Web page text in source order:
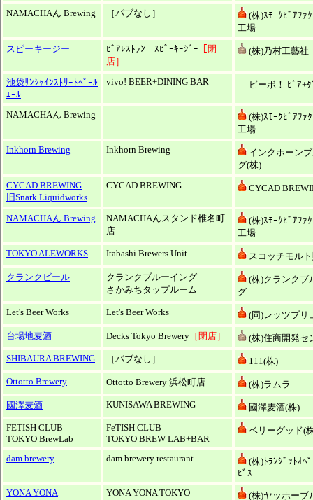
NAMACHAん Brewing
［パブなし］
(株)ｽﾓｰｸﾋﾞｱﾌｧ
工場
スピーキージー
ﾋﾞｱﾚｽﾄﾗﾝ ｽﾋﾟｰｷｰｼﾞｰ ［閉
店］
(株)乃村工藝社
池袋ｻﾝｼｬｲﾝｽﾄﾘｰﾄﾍﾟｰﾙ
ｴｰﾙ
vivo! BEER+DINING BAR ビーボ！ ﾋﾞｱ+
NAMACHAん Brewing
(株)ｽﾓｰｸﾋﾞｱﾌｧ
工場
Inkhorn Brewing
Inkhorn Brewing
インクホーン
グ(株)
CYCAD BREWING
旧Snark Liquidworks
CYCAD BREWING CYCAD
NAMACHAん Brewing
NAMACHAんスタンド椎名町
店
(株)ｽﾓｰｸﾋﾞｱﾌｧ
工場
TOKYO ALEWORKS
Itabashi Brewers Unit
スコッチモル
クランクビール
クランクブルーイング
さかみちタップルーム
(株)クランクブ
グ
Let's Beer Works
Let's Beer Works
(同)レッツブリ
台場地麦酒
Decks Tokyo Brewery ［閉店］
(株)住商開発セ
SHIBAURA BREWING
［パブなし］
111(株)
Ottotto Brewery
Ottotto Brewery 浜松町店
(株)ラムラ
國澤麦酒
KUNISAWA BREWING
國澤麦酒(株)
FETISH CLUB
TOKYO BrewLab
FeTISH CLUB
TOKYO BREW LAB+BAR
ベリーグッド(
dam brewery dam brewery restaurant
(株)ﾄﾗﾝｼﾞｯﾄｵﾍ
ﾋﾞｽ
YONA YONA
YONA YONA TOKYO
(株)ヤッホーブ